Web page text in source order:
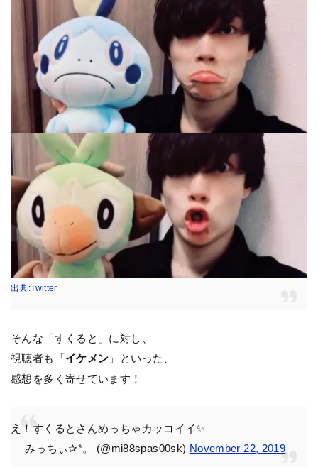
出典:Twitter
そんな「すくると」に対し、
視聴者も「イケメン 」といった、
感想を多く寄せています！
え！すくるとさんめっちゃカッコイイ✨
— みっちぃ✰*。 (@mi88spas00sk) November 22, 2019